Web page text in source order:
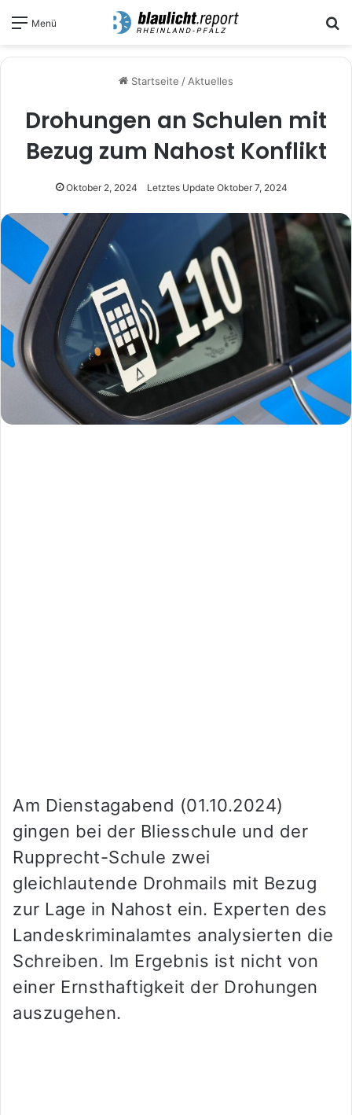
Menü
Startseite / Aktuelles
Drohungen an Schulen mit
Bezug zum Nahost Konflikt
Oktober 2, 2024 Letztes Update Oktober 7, 2024
Am Dienstagabend (01.10.2024)
gingen bei der Bliesschule und der
Rupprecht-Schule zwei
gleichlautende Drohmails mit Bezug
zur Lage in Nahost ein. Experten des
Landeskriminalamtes analysierten die
Schreiben. Im Ergebnis ist nicht von
einer Ernsthaftigkeit der Drohungen
auszugehen.